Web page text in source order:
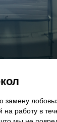
замену
на работу в